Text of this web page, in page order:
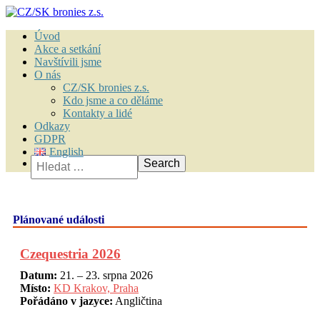
Úvod
Akce a setkání
Navštívili jsme
O nás
CZ/SK bronies z.s.
Kdo jsme a co děláme
Kontakty a lidé
Odkazy
GDPR
English
Vyhledávání
Plánované události
Czequestria 2026
Datum: 21. – 23. srpna 2026
Místo: KD Krakov, Praha
Pořádáno v jazyce: Angličtina